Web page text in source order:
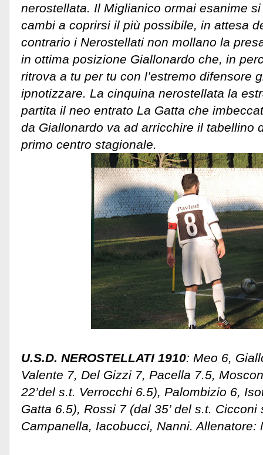
nerostellata. Il Miglianico ormai esanime
cambi a coprirsi il più possibile, in attesa
contrario i Nerostellati non mollano la
in ottima posizione Giallonardo che, in
ritrova a tu per tu con l’estremo difensore
ipnotizzare. La cinquina nerostellata la
partita il neo entrato La Gatta che
da Giallonardo va ad arricchire il tabellino
primo centro stagionale.
U.S.D. NEROSTELLATI 1910: Meo 6,
Valente 7, Del Gizzi 7, Pacella 7.5,
22’del s.t. Verrocchi 6.5), Palombizio 6,
Gatta 6.5), Rossi 7 (dal 35’ del s.t. Cicconi
Campanella, Iacobucci, Nanni.